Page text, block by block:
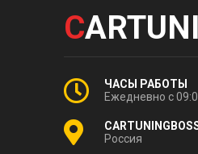
C
ЧАСЫ РАБОТЫ
Ежедневно с
Россия